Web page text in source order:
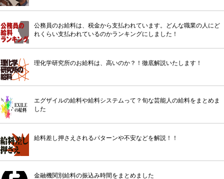
公務員のお給料は、税金から支払われています。どんな職業の人にど
れくらい支払われているのかランキングにしました！
理化学研究所のお給料は、高いのか？！徹底解説いたします！
エグザイルの給料や給料システムって？旬な芸能人の給料をまとめま
した
給料差し押さえされるパターンや不安などを解説！！
金融機関別給料の振込み時間をまとめました